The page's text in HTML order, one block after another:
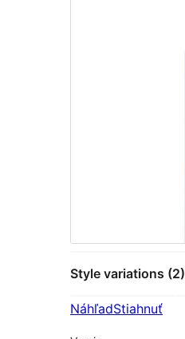
Style variations (2)
NáhľadStiahnuť